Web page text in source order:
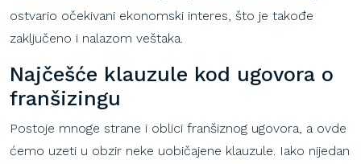
ostvario očekivani ekonomski interes, što je takođe
zaključeno i nalazom veštaka.
Najčešće klauzule kod ugovora o
franšizingu
Postoje mnoge strane i oblici franšiznog ugovora, a ovde
ćemo uzeti u obzir neke uobičajene klauzule. Iako nijedan